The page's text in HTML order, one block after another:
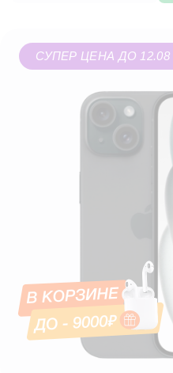
СУПЕР ЦЕНА ДО 12.08